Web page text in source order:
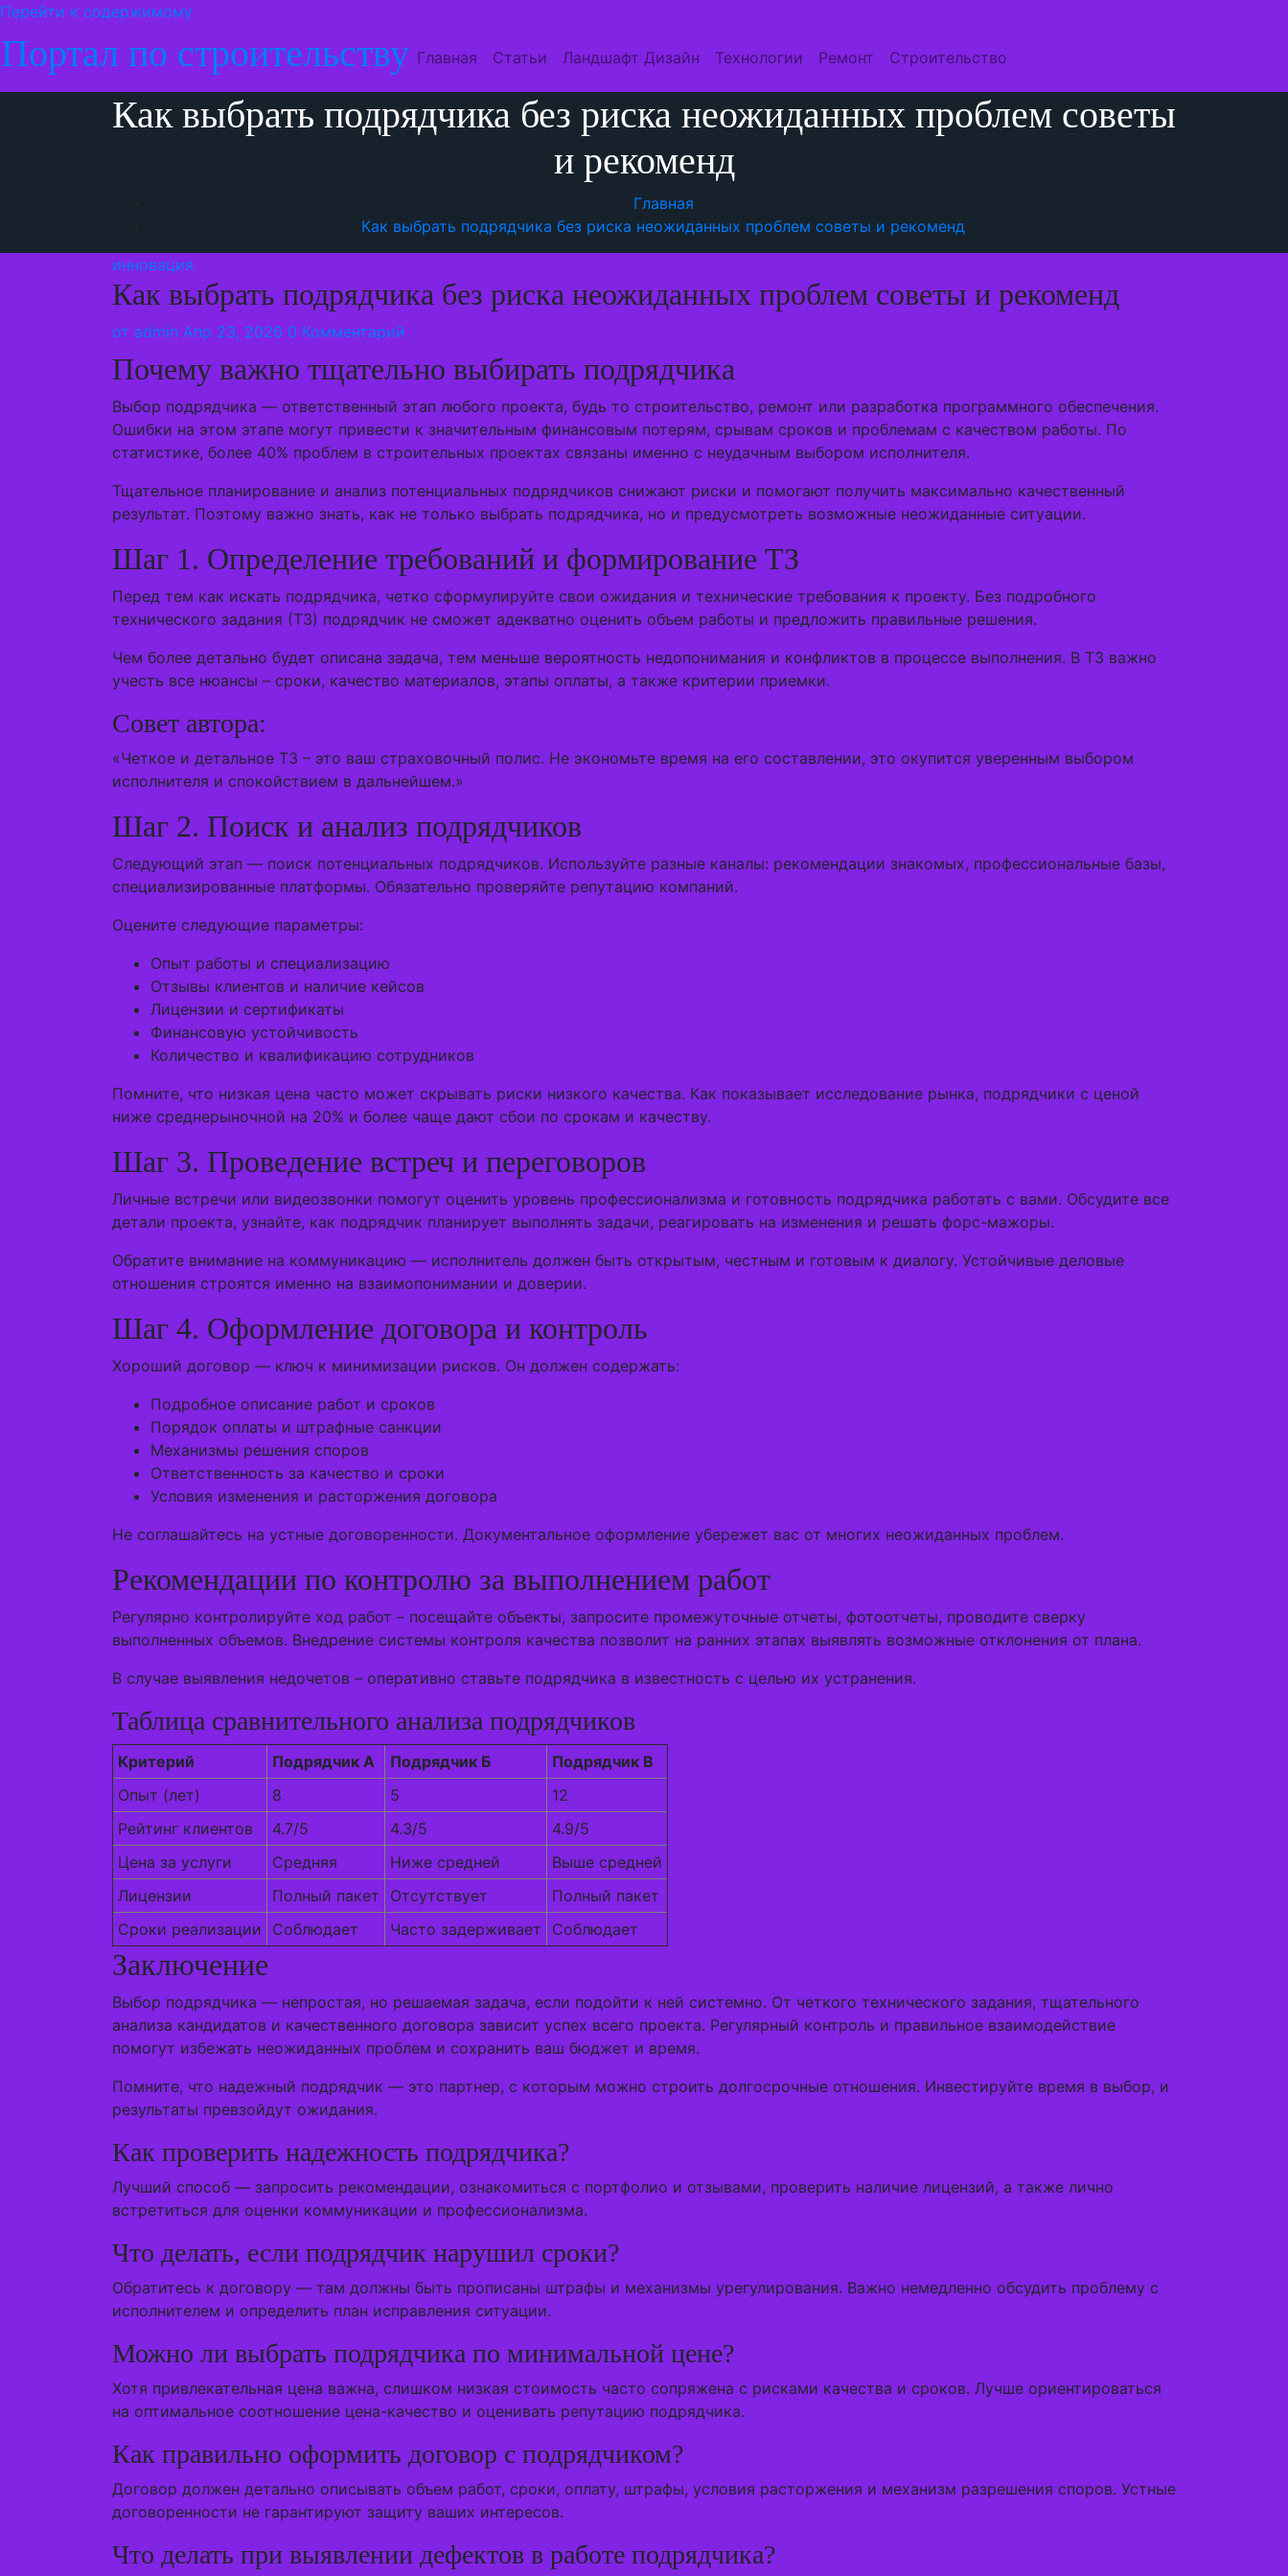
Перейти к содержимому
Портал по строительству Главная Статьи Ландшафт Дизайн Технологии Ремонт Строительство
Как выбрать подрядчика без риска неожиданных проблем советы
и рекоменд
Главная
Как выбрать подрядчика без риска неожиданных проблем советы и рекоменд
инновация
Как выбрать подрядчика без риска неожиданных проблем советы и рекоменд
от admin Апр 23, 2026 0 Комментарий
Почему важно тщательно выбирать подрядчика
Выбор подрядчика — ответственный этап любого проекта, будь то строительство, ремонт или разработка программного обеспечения.
Ошибки на этом этапе могут привести к значительным финансовым потерям, срывам сроков и проблемам с качеством работы. По
статистике, более 40% проблем в строительных проектах связаны именно с неудачным выбором исполнителя.
Тщательное планирование и анализ потенциальных подрядчиков снижают риски и помогают получить максимально качественный
результат. Поэтому важно знать, как не только выбрать подрядчика, но и предусмотреть возможные неожиданные ситуации.
Шаг 1. Определение требований и формирование ТЗ
Перед тем как искать подрядчика, четко сформулируйте свои ожидания и технические требования к проекту. Без подробного
технического задания (ТЗ) подрядчик не сможет адекватно оценить объем работы и предложить правильные решения.
Чем более детально будет описана задача, тем меньше вероятность недопонимания и конфликтов в процессе выполнения. В ТЗ важно
учесть все нюансы – сроки, качество материалов, этапы оплаты, а также критерии приемки.
Совет автора:
«Четкое и детальное ТЗ – это ваш страховочный полис. Не экономьте время на его составлении, это окупится уверенным выбором
исполнителя и спокойствием в дальнейшем.»
Шаг 2. Поиск и анализ подрядчиков
Следующий этап — поиск потенциальных подрядчиков. Используйте разные каналы: рекомендации знакомых, профессиональные базы,
специализированные платформы. Обязательно проверяйте репутацию компаний.
Оцените следующие параметры:
Опыт работы и специализацию
Отзывы клиентов и наличие кейсов
Лицензии и сертификаты
Финансовую устойчивость
Количество и квалификацию сотрудников
Помните, что низкая цена часто может скрывать риски низкого качества. Как показывает исследование рынка, подрядчики с ценой
ниже среднерыночной на 20% и более чаще дают сбои по срокам и качеству.
Шаг 3. Проведение встреч и переговоров
Личные встречи или видеозвонки помогут оценить уровень профессионализма и готовность подрядчика работать с вами. Обсудите все
детали проекта, узнайте, как подрядчик планирует выполнять задачи, реагировать на изменения и решать форс-мажоры.
Обратите внимание на коммуникацию — исполнитель должен быть открытым, честным и готовым к диалогу. Устойчивые деловые
отношения строятся именно на взаимопонимании и доверии.
Шаг 4. Оформление договора и контроль
Хороший договор — ключ к минимизации рисков. Он должен содержать:
Подробное описание работ и сроков
Порядок оплаты и штрафные санкции
Механизмы решения споров
Ответственность за качество и сроки
Условия изменения и расторжения договора
Не соглашайтесь на устные договоренности. Документальное оформление убережет вас от многих неожиданных проблем.
Рекомендации по контролю за выполнением работ
Регулярно контролируйте ход работ – посещайте объекты, запросите промежуточные отчеты, фотоотчеты, проводите сверку
выполненных объемов. Внедрение системы контроля качества позволит на ранних этапах выявлять возможные отклонения от плана.
В случае выявления недочетов – оперативно ставьте подрядчика в известность с целью их устранения.
Таблица сравнительного анализа подрядчиков
Критерий Подрядчик А Подрядчик Б
Подрядчик В
Опыт (лет)
8 5
12
Рейтинг клиентов
4.7/5 4.3/5
4.9/5
Цена за услуги
Средняя Ниже средней
Выше средней
Лицензии
Полный пакет Отсутствует
Полный пакет
Сроки реализации
Соблюдает Часто задерживает Соблюдает
Заключение
Выбор подрядчика — непростая, но решаемая задача, если подойти к ней системно. От четкого технического задания, тщательного
анализа кандидатов и качественного договора зависит успех всего проекта. Регулярный контроль и правильное взаимодействие
помогут избежать неожиданных проблем и сохранить ваш бюджет и время.
Помните, что надежный подрядчик — это партнер, с которым можно строить долгосрочные отношения. Инвестируйте время в выбор, и
результаты превзойдут ожидания.
Как проверить надежность подрядчика?
Лучший способ — запросить рекомендации, ознакомиться с портфолио и отзывами, проверить наличие лицензий, а также лично
встретиться для оценки коммуникации и профессионализма.
Что делать, если подрядчик нарушил сроки?
Обратитесь к договору — там должны быть прописаны штрафы и механизмы урегулирования. Важно немедленно обсудить проблему с
исполнителем и определить план исправления ситуации.
Можно ли выбрать подрядчика по минимальной цене?
Хотя привлекательная цена важна, слишком низкая стоимость часто сопряжена с рисками качества и сроков. Лучше ориентироваться
на оптимальное соотношение цена-качество и оценивать репутацию подрядчика.
Как правильно оформить договор с подрядчиком?
Договор должен детально описывать объем работ, сроки, оплату, штрафы, условия расторжения и механизм разрешения споров. Устные
договоренности не гарантируют защиту ваших интересов.
Что делать при выявлении дефектов в работе подрядчика?